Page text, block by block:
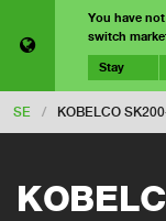
You have
switch
Stay
SE / KOBELCO